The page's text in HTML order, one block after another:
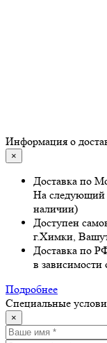
Информация о
×
Доставка по
На следующий
наличии)
Доступен
г.Химки,
Доставка по
в зависимости
Подробнее
Специальные
×